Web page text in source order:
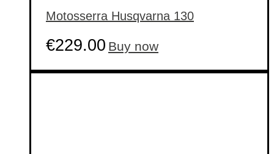
Motosserra Husqvarna 130
€229.00 Buy now